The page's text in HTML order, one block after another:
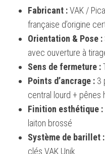
Fabricant :VAK /
française d’origine
Orientation & Pose :
avec ouverture à
Sens de fermeture :
Points d’ancrage : 3
central lourd + pênes
Finition esthétique :
laiton brossé
Système de barillet :
clés VAK Unik